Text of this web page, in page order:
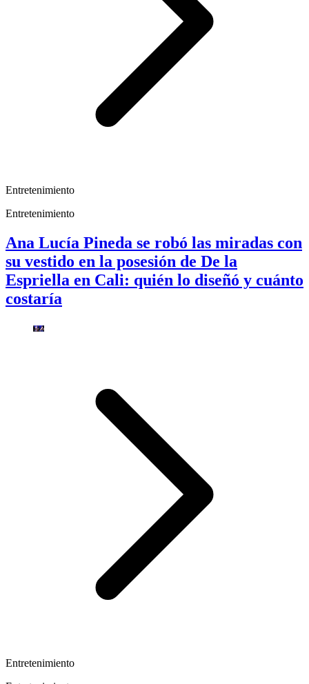
Entretenimiento
Entretenimiento
Ana Lucía Pineda se robó las miradas con
su vestido en la posesión de De la
Espriella en Cali: quién lo diseñó y cuánto
costaría
Entretenimiento